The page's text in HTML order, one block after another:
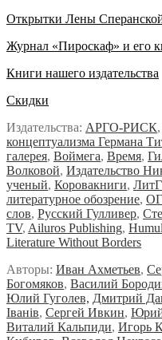
Открытки Лены
Журнал «Пироскаф» и его
Книги нашего издательства
Скидки
Издательства: АРГО-РИСК,
концептуализма Германа
галерея, Воймега, Время,
Волковой, Издательство
ученый, Коровакниги,
литературное обозрение,
слов, Русский Гулливер,
TV, Ailuros Publishing,
Literature Without Borders
Авторы: Иван Ахметьев,
Богомяков, Василий
Юлий Гуголев, Дмитрий
Iванiв, Сергей Ивкин, Юрий
Виталий Кальпиди, Игорь